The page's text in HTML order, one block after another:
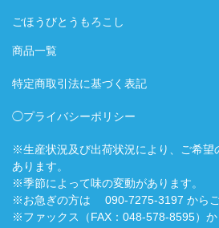
ごほうびとうもろこし
商品一覧
特定商取引法に基づく表記
◯プライバシーポリシー
※生産状況及び出荷状況により、ご希望
あります。
※季節によって味の変動があります。
※お急ぎの方は 090-7275-3197 からご
※ファックス（FAX：048-578-8595）か